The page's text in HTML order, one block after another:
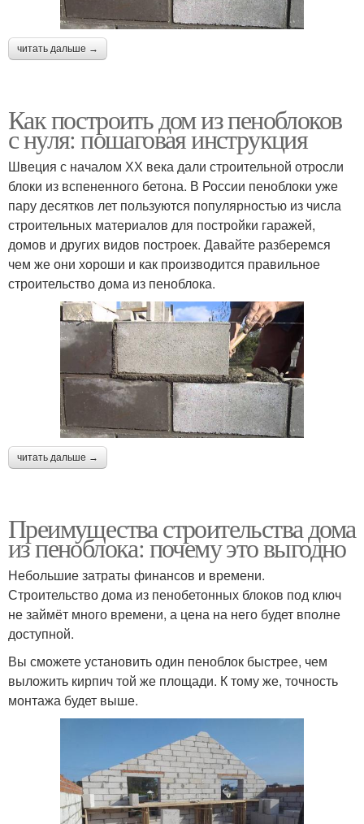
читать дальше →
Как построить дом из пеноблоков
с нуля: пошаговая инструкция
Швеция с началом ХХ века дали строительной отросли
блоки из вспененного бетона. В России пеноблоки уже
пару десятков лет пользуются популярностью из числа
строительных материалов для постройки гаражей,
домов и других видов построек. Давайте разберемся
чем же они хороши и как производится правильное
строительство дома из пеноблока.
читать дальше →
Преимущества строительства дома
из пеноблока: почему это выгодно
Небольшие затраты финансов и времени.
Строительство дома из пенобетонных блоков под ключ
не займёт много времени, а цена на него будет вполне
доступной.
Вы сможете установить один пеноблок быстрее, чем
выложить кирпич той же площади. К тому же, точность
монтажа будет выше.